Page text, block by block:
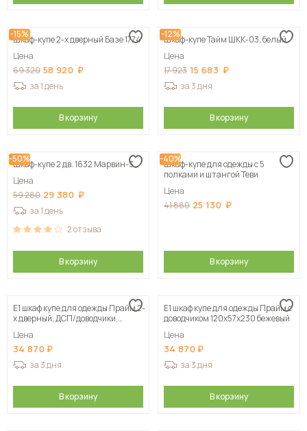
-15%
Шкаф-купе 2-х дверный Базе 1774
Цена
69 320 58 920
за 1 день
В корзину
-12%
Шкаф-купе Тайм ШКК-03, белый
Цена
17 923 15 683
за 3 дня
В корзину
-50%
Шкаф-купе 2 дв. 1632 Марвин-3
Цена
59 280 29 380
за 1 день
2отзыва
В корзину
-40%
Шкаф-купе для одежды с 5
полками и штангой Теви
Цена
41 880 25 130
В корзину
Е1 шкаф купе для одежды Прайм 2-
х дверный, ДСП/доводчики,
Цена
34 870
за 3 дня
В корзину
Е1 шкаф купе для одежды Прайм с
доводчиком 120x57x230 бежевый
Цена
34 870
за 3 дня
В корзину